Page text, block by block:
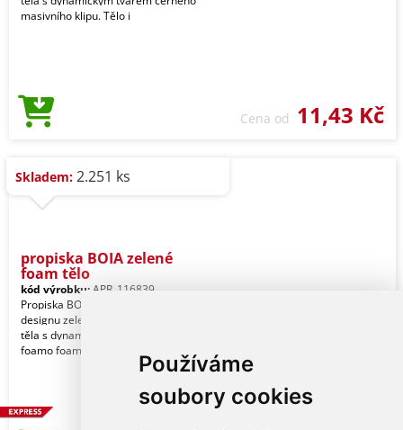
Používáme
soubory cookies
masivního klipu. Tělo i
Cena od 11,43 Kč
Skladem: 2.251 ks
propiska BOIA zelené
foam tělo
kód výrobku: APR_116839
Propiska BOIA v minimalistickém
designu zeleného foamo oválného
těla s dynamickým tvarem zeleného
foamo foamo masivního